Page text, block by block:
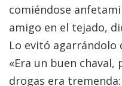
comiéndose
amigo en el tejado,
Lo evitó agarrándolo
«Era un buen
drogas era